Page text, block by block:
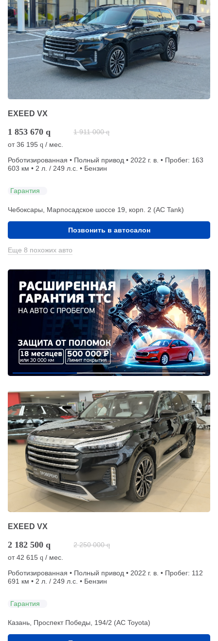
EXEED VX
1 853 670 q 1 911 000 q
от36 195 q / мес.
Роботизированная • Полный привод • 2022 г. в. • Пробег: 163
603 км • 2 л. / 249 л.с. • Бензин
Гарантия
Чебоксары, Марпосадское шоссе 19, корп. 2 (АС Tank)
Позвонить в автосалон
Еще 8 похожих авто
EXEED VX
2 182 500 q 2 250 000 q
от42 615 q / мес.
Роботизированная • Полный привод • 2022 г. в. • Пробег: 112
691 км • 2 л. / 249 л.с. • Бензин
Гарантия
Казань, Проспект Победы, 194/2 (АС Toyota)